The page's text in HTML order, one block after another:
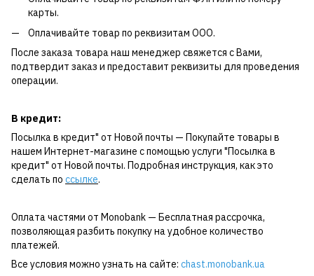
карты.
Оплачивайте товар по реквизитам ООО.
После заказа товара наш менеджер свяжется с Вами,
подтвердит заказ и предоставит реквизиты для проведения
операции.
В кредит:
Посылка в кредит" от Новой почты — Покупайте товары в
нашем Интернет-магазине с помощью услуги "Посылка в
кредит" от Новой почты. Подробная инструкция, как это
сделать по ссылке.
Оплата частями от Monobank — Бесплатная рассрочка,
позволяющая разбить покупку на удобное количество
платежей.
Все условия можно узнать на сайте: chast.monobank.ua